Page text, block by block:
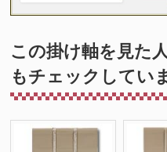
この掛け軸を見た
もチェックしてい